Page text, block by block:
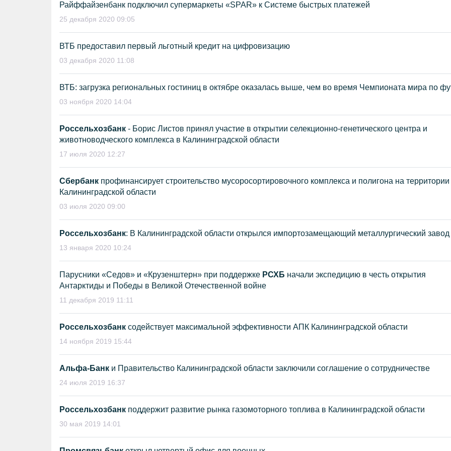
Райффайзенбанк подключил супермаркеты «SPAR» к Системе быстрых платежей
25 декабря 2020 09:05
ВТБ предоставил первый льготный кредит на цифровизацию
03 декабря 2020 11:08
ВТБ: загрузка региональных гостиниц в октябре оказалась выше, чем во время Чемпионата мира по
03 ноября 2020 14:04
Россельхозбанк - Борис Листов принял участие в открытии селекционно-генетического центра и
животноводческого комплекса в Калининградской области
17 июля 2020 12:27
Сбербанк профинансирует строительство мусоросортировочного комплекса и полигона на территории
Калининградской области
03 июля 2020 09:00
Россельхозбанк: В Калининградской области открылся импортозамещающий металлургический завод
13 января 2020 10:24
Парусники «Седов» и «Крузенштерн» при поддержке РСХБ начали экспедицию в честь открытия
Антарктиды и Победы в Великой Отечественной войне
11 декабря 2019 11:11
Россельхозбанк содействует максимальной эффективности АПК Калининградской области
14 ноября 2019 15:44
Альфа-Банк и Правительство Калининградской области заключили соглашение о сотрудничестве
24 июля 2019 16:37
Россельхозбанк поддержит развитие рынка газомоторного топлива в Калининградской области
30 мая 2019 14:01